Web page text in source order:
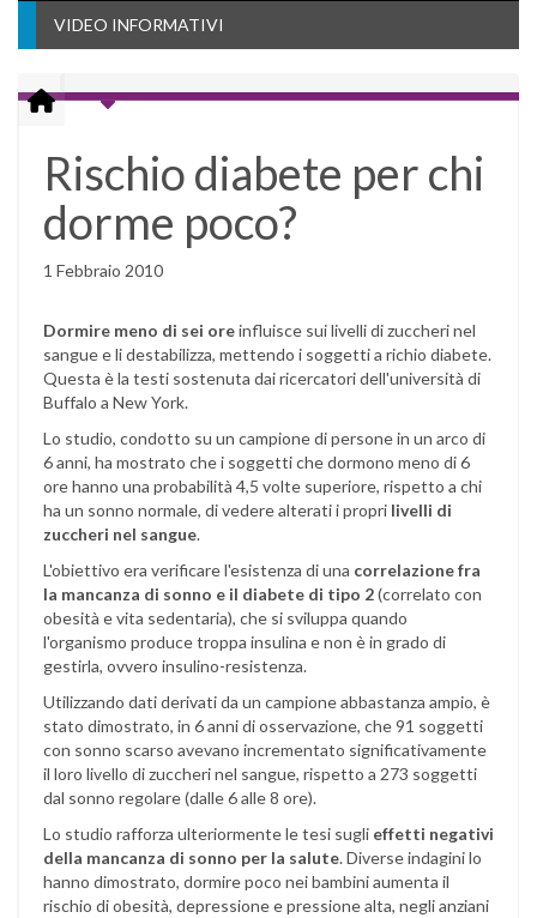
VIDEO INFORMATIVI
Rischio diabete per chi
dorme poco?
1 Febbraio 2010
Dormire meno di sei oreinfluisce sui livelli di zuccheri nel
sangue e li destabilizza, mettendo i soggetti a richio diabete.
Questa è la testi sostenuta dai ricercatori dell'università di
Buffalo a New York.
Lo studio, condotto su un campione di persone in un arco di
6 anni, ha mostrato che i soggetti che dormono meno di 6
ore hanno una probabilità 4,5 volte superiore, rispetto a chi
ha un sonno normale, di vedere alterati i propri livelli di
zuccheri nel sangue.
L'obiettivo era verificare l'esistenza di una correlazione fra
la mancanza di sonno e il diabete di tipo 2(correlato con
obesità e vita sedentaria), che si sviluppa quando
l'organismo produce troppa insulina e non è in grado di
gestirla, ovvero insulino-resistenza.
Utilizzando dati derivati da un campione abbastanza ampio, è
stato dimostrato, in 6 anni di osservazione, che 91 soggetti
con sonno scarso avevano incrementato significativamente
il loro livello di zuccheri nel sangue, rispetto a 273 soggetti
dal sonno regolare (dalle 6 alle 8 ore).
Lo studio rafforza ulteriormente le tesi sugli effetti negativi
della mancanza di sonno per la salute. Diverse indagini lo
hanno dimostrato, dormire poco nei bambini aumenta il
rischio di obesità, depressione e pressione alta, negli anziani